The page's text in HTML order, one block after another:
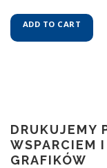
ADD TO CART
DRUKUJEMY
WSPARCIEM
GRAFIKÓW